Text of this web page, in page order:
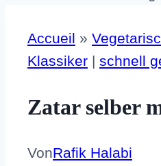
Accueil »
Klassiker | schnell
Zatar selber
VonRafik Halabi